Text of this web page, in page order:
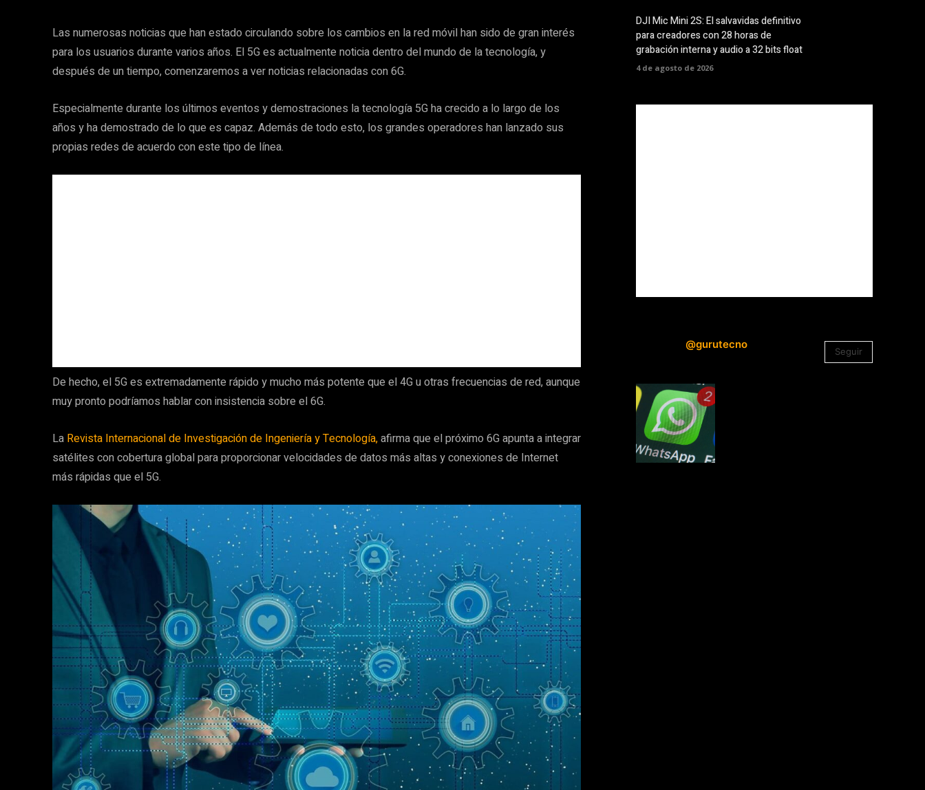
Las numerosas noticias que han estado circulando sobre los cambios en la red móvil han sido de gran interés
para los usuarios durante varios años. El 5G es actualmente noticia dentro del mundo de la tecnología, y
después de un tiempo, comenzaremos a ver noticias relacionadas con 6G.
Especialmente durante los últimos eventos y demostraciones la tecnología 5G ha crecido a lo largo de los
años y ha demostrado de lo que es capaz. Además de todo esto, los grandes operadores han lanzado sus
propias redes de acuerdo con este tipo de línea.
De hecho, el 5G es extremadamente rápido y mucho más potente que el 4G u otras frecuencias de red, aunque
muy pronto podríamos hablar con insistencia sobre el 6G.
La Revista Internacional de Investigación de Ingeniería y Tecnología,afirma que el próximo 6G apunta a integrar
satélites con cobertura global para proporcionar velocidades de datos más altas y conexiones de Internet
más rápidas que el 5G.
DJI Mic Mini 2S: El salvavidas definitivo
para creadores con 28 horas de
grabación interna y audio a 32 bits float
4 de agosto de 2026
@gurutecno
Seguir